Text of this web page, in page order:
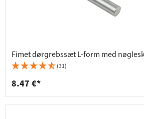
Fimet dørgrebssæt L-form med
(31)
8.47 €*